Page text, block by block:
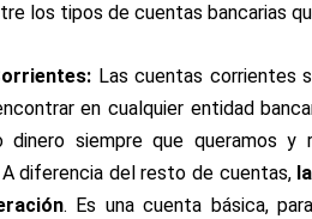
los tipos de cuentas bancarias
Las cuentas corrientes
en cualquier entidad
dinero siempre que queramos
A diferencia del resto de cuentas,
. Es una cuenta básica,